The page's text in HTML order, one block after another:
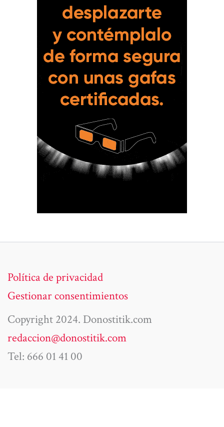
Política de privacidad
Gestionar consentimientos
Copyright 2024. Donostitik.com
redaccion@donostitik.com
Tel: 666 01 41 00